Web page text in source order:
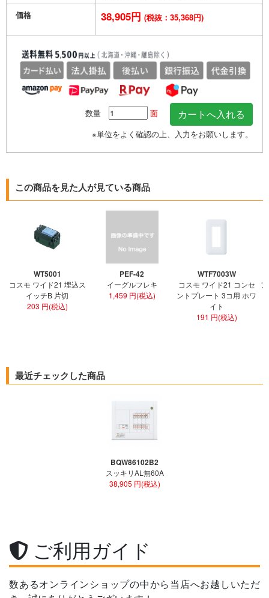
価格
38,905円 (税抜：35,368円)
数量
面
※単位をよく確認の上、入力をお願いします。
この商品を見た人が見ている商品
WT5001
コスモ ワイド21 埋込ス
イッチB 片切
203 円(税込)
PEF-42
イーグルフレキ
1,459 円(税込)
WTF7003W
コスモ ワイド21 コンセ
ントプレート 3コ用 ホワ
イト
191 円(税込)
最近チェックした商品
BQW86102B2
スッキリAL無60A
38,905 円(税込)
ご利用ガイド
数あるオンラインショップの中から当店へお越しいただ